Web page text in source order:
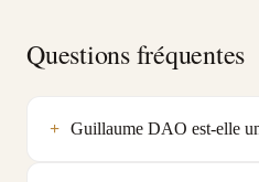
Questions fréquentes
Guillaume DAO est-elle